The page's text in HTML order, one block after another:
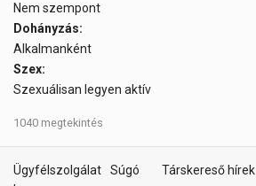
Nem szempont
Dohányzás:
Alkalmanként
Szex:
Szexuálisan legyen aktív
1040 megtekintés
Ügyfélszolgálat Súgó Társkereső hírek